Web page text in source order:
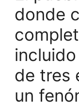
donde
de tres
un